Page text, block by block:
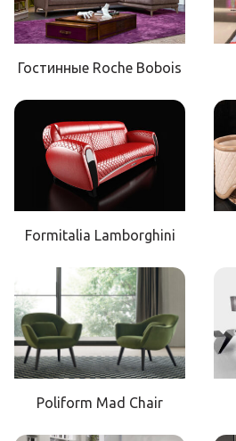
Гостинные Roche Bobois
Formitalia Lamborghini
Poliform Mad Chair